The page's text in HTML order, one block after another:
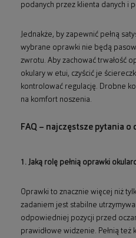
podanych przez klienta danych i
Jednakże, by zapewnić pełną
wybrane oprawki nie będą
zwrotu. Aby zachować trwałość
okulary w etui, czyścić je
kontrolować regulację. Drobne
na komfort noszenia.
FAQ – najczęstsze pytania
1. Jaką rolę pełnią oprawki
Oprawki to znacznie więcej niż
zadaniem jest stabilne
odpowiedniej pozycji przed
prawidłowe widzenie. Pełnią też